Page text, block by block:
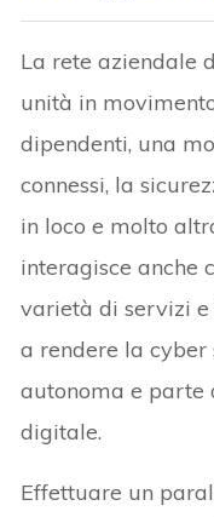
La rete aziendale
unità in
dipendenti, una
connessi, la
in loco e molto
interagisce anche
varietà di servizi
a rendere la
autonoma e parte
digitale.
Effettuare un